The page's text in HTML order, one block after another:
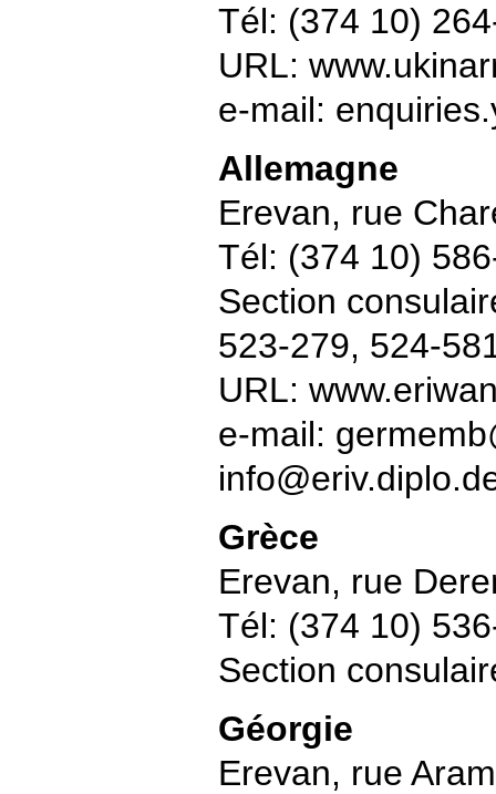
Tél: (374 10)
URL:
e-mail:
Allemagne
Erevan, rue
Tél: (374 10)
Section
523-279, 524-
URL:
e-mail:
Grèce
Erevan, rue
Tél: (374 10)
Section
Géorgie
Erevan, rue